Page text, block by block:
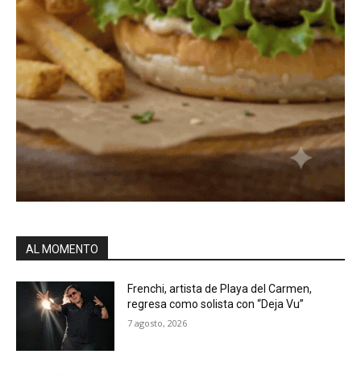
AL MOMENTO
Frenchi, artista de Playa del Carmen,
regresa como solista con “Deja Vu”
7 agosto, 2026